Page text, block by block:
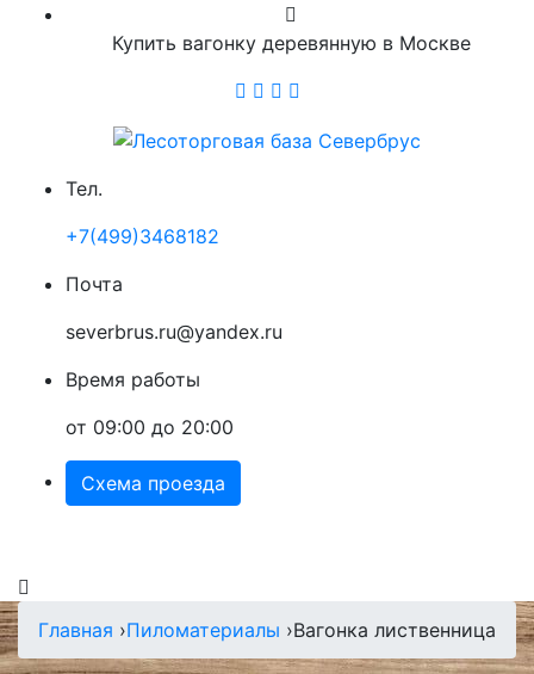
Купить вагонку деревянную в Москве
Тел.
+7(499)3468182
Почта
severbrus.ru@yandex.ru
Время работы
от 09:00 до 20:00
Схема проезда
Главная ›Пиломатериалы ›Вагонка лиственница